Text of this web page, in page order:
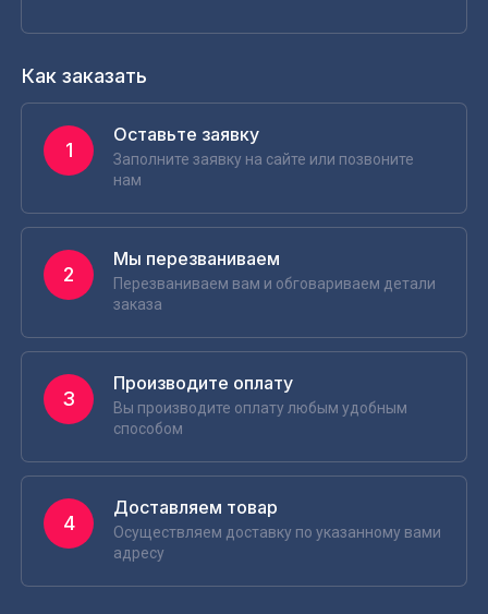
Как заказать
1
Оставьте заявку
Заполните заявку на сайте или позвоните
нам
2
Мы перезваниваем
Перезваниваем вам и обговариваем детали
заказа
3
Производите оплату
Вы производите оплату любым удобным
способом
4
Доставляем товар
Осуществляем доставку по указанному вами
адресу